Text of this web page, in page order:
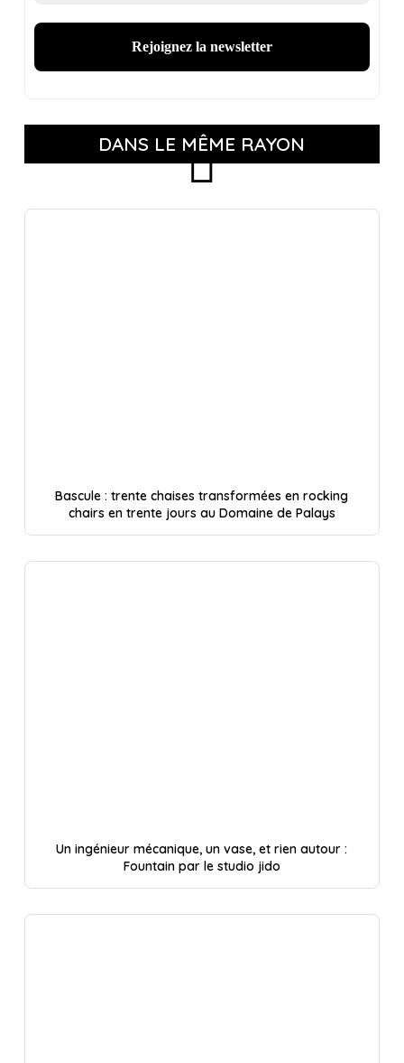
DANS LE MÊME RAYON
Bascule : trente chaises transformées en rocking
chairs en trente jours au Domaine de Palays
Un ingénieur mécanique, un vase, et rien autour :
Fountain par le studio jido